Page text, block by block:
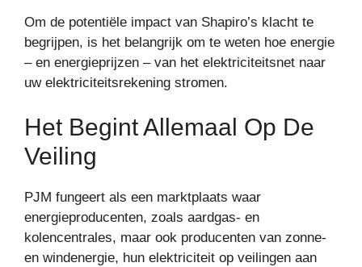
Om de potentiële impact van Shapiro’s klacht te
begrijpen, is het belangrijk om te weten hoe energie
– en energieprijzen – van het elektriciteitsnet naar
uw elektriciteitsrekening stromen.
Het Begint Allemaal Op De
Veiling
PJM fungeert als een marktplaats waar
energieproducenten, zoals aardgas- en
kolencentrales, maar ook producenten van zonne-
en windenergie, hun elektriciteit op veilingen aan